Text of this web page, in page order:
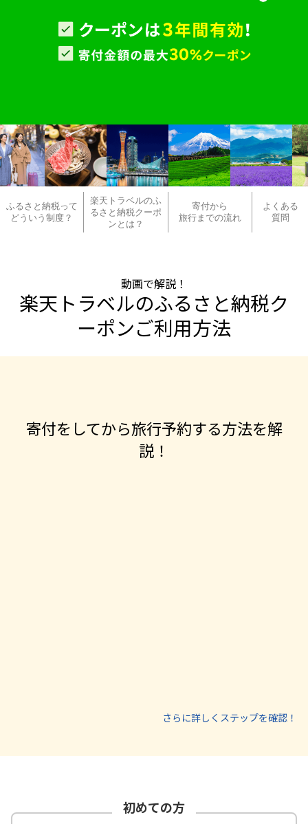
ふるさと納税って
どういう制度？
楽天トラベルのふ
るさと納税クーポ
ンとは？
寄付から
旅行までの流れ
よくある
質問
動画で解説！
楽天トラベルのふるさと納税ク
ーポンご利用方法
寄付をしてから旅行予約する方法を解
説！
さらに詳しくステップを確認！
初めての方